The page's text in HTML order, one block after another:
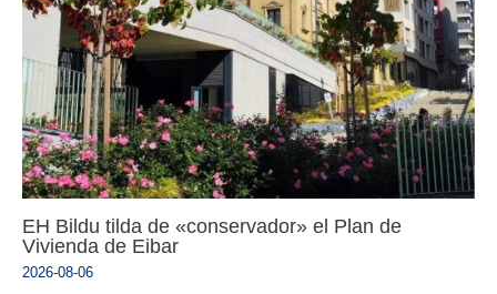
EH Bildu tilda de «conservador» el Plan de
Vivienda de Eibar
2026-08-06